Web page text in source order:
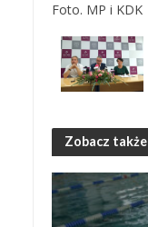
Foto. MP i KDK
Zobacz także